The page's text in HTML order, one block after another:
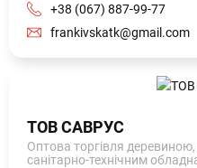
+38 (067) 887-99-77
frankivskatk@gmail.com
ТОВ САВРУС
Оптова торгівля
санітарно-технічним